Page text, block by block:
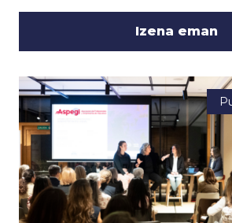
Izena eman